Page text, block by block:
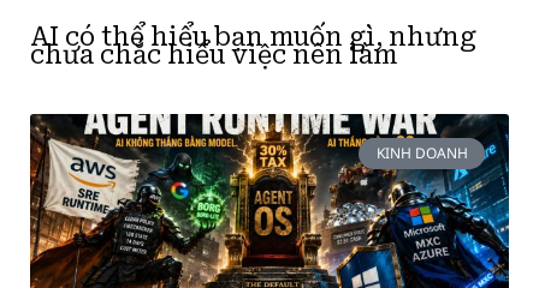
AI có thể hiểu bạn muốn gì, nhưng
chưa chắc hiểu việc nên làm
KINH DOANH